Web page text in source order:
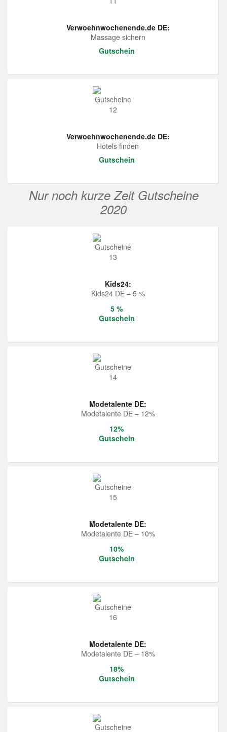
Verwoehnwochenende.de DE:
Massage sichern
Gutschein
Verwoehnwochenende.de DE:
Hotels finden
Gutschein
Nur noch kurze Zeit Gutscheine
2020
Kids24:
Kids24 DE – 5 %
5 %
Gutschein
Modetalente DE:
Modetalente DE – 12%
12%
Gutschein
Modetalente DE:
Modetalente DE – 10%
10%
Gutschein
Modetalente DE:
Modetalente DE – 18%
18%
Gutschein